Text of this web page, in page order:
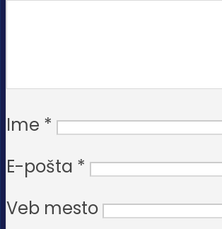
Ime *
E-pošta *
Veb mesto